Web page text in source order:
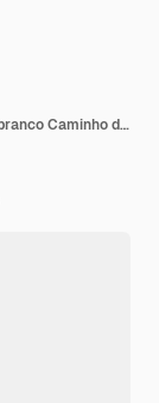
Balde de madeira deitado isolado no fundo branco Caminho de recorte incluído